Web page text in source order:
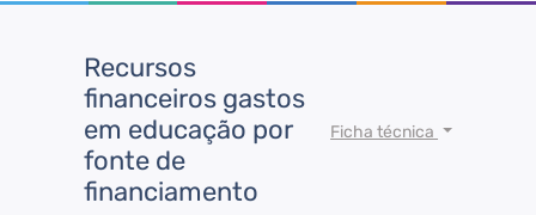
Recursos
financeiros gastos
em educação por
fonte de
financiamento
Ficha técnica